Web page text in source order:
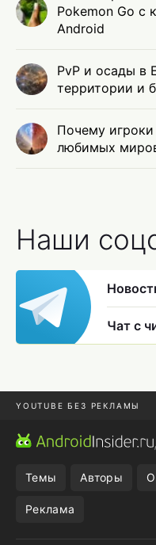
Pokemon Go с
Android
PvP и осады в
территории и
Почему
любимых
Наши
Чат с
YOUTUBE БЕЗ РЕКЛАМЫ
МЕССЕНДЖЕРЫ ONE
Темы Авторы
Реклама